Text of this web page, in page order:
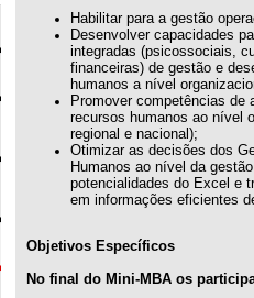
Habilitar para a gestão
Desenvolver capacidades
integradas (psicossociais,
financeiras) de gestão e
humanos a nível
Promover competências de
recursos humanos ao nível
regional e nacional);
Otimizar as decisões dos
Humanos ao nível da
potencialidades do Excel e
em informações eficientes
Objetivos Específicos
No final do Mini-MBA os